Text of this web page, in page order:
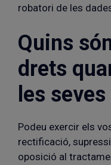
robatori de les
Quins
drets
les
Podeu exercir els
rectificació,
oposició al